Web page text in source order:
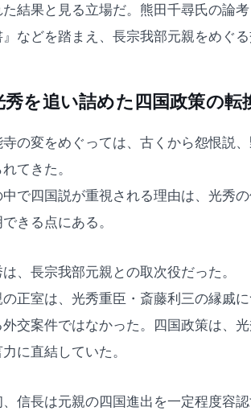
た結果と見る立場だ。熊田千尋氏の論
などを踏まえ、長宗我部元親をめぐ
秀を追い詰めた四国政策の転
寺の変をめぐっては、古くから怨恨説
てきた。
中で四国説が重視される理由は、光秀
きる点にある。
、長宗我部元親との取次役だった。
の正室は、光秀重臣・斎藤利三の縁戚
外交案件ではなかった。四国政策は、
に直結していた。
、信長は元親の四国進出を一定程度容